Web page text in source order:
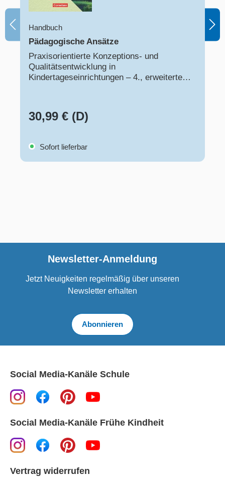
Handbuch
Pädagogische Ansätze
Praxisorientierte Konzeptions- und
Qualitätsentwicklung in
Kindertageseinrichtungen – 4., erweiterte
30,99 € (D)
Sofort lieferbar
Newsletter-Anmeldung
Jetzt Neuigkeiten regelmäßig über unseren
Newsletter erhalten
Abonnieren
Social Media-Kanäle Schule
Social Media-Kanäle Frühe Kindheit
Vertrag widerrufen